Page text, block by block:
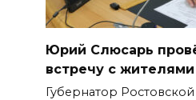
Юрий Слюсарь
встречу с
Губернатор